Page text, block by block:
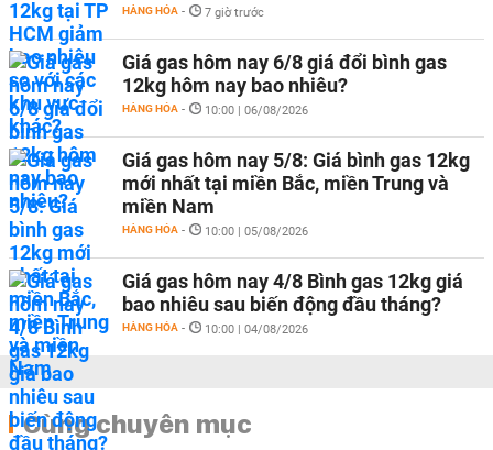
HÀNG HÓA - 7 giờ trước
Giá gas hôm nay 6/8 giá đổi bình gas
12kg hôm nay bao nhiêu?
HÀNG HÓA - 10:00 | 06/08/2026
Giá gas hôm nay 5/8: Giá bình gas 12kg
mới nhất tại miền Bắc, miền Trung và
miền Nam
HÀNG HÓA - 10:00 | 05/08/2026
Giá gas hôm nay 4/8 Bình gas 12kg giá
bao nhiêu sau biến động đầu tháng?
HÀNG HÓA - 10:00 | 04/08/2026
Cùng chuyên mục